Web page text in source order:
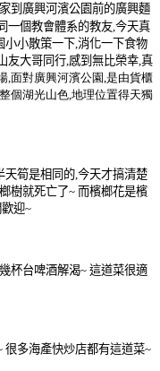
到廣興河濱公園前的廣興麵
一個教會體系的教友今天真
小小散策一下 消化一下食物
友大哥同行 感到無比榮幸 真
面對廣興河濱公園 是由貨櫃
個湖光山色 地理位置得天獨
天筍是相同的 今天才搞清楚
樹就死亡了~ 而檳榔花是檳
迎~
杯台啤酒解渴~ 這道菜很適
很多海產快炒店都有這道菜~